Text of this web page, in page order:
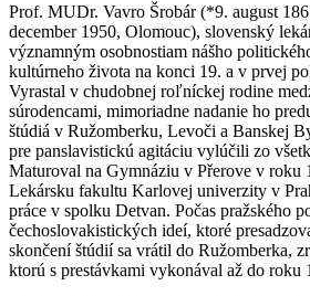
Prof. MUDr. Vavro Šrobár (*9. august
december 1950, Olomouc), slovenský
významným osobnostiam nášho
kultúrneho života na konci 19. a v prvej
Vyrastal v chudobnej roľníckej rodine
súrodencami, mimoriadne nadanie ho
štúdiá v Ružomberku, Levoči a Banskej
pre panslavistickú agitáciu vylúčili zo
Maturoval na Gymnáziu v Přerove v roku
Lekársku fakultu Karlovej univerzity v
práce v spolku Detvan. Počas pražského
čechoslovakistických ideí, ktoré
skončení štúdií sa vrátil do Ružomberka,
ktorú s prestávkami vykonával až do roku